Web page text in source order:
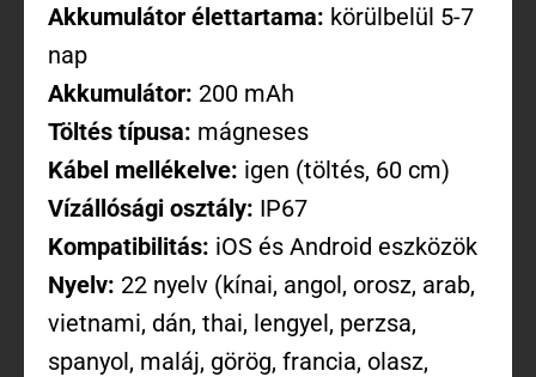
Akkumulátor élettartama: körülbelül 5-7
nap
Akkumulátor: 200 mAh
Töltés típusa: mágneses
Kábel mellékelve: igen (töltés, 60 cm)
Vízállósági osztály: IP67
Kompatibilitás: iOS és Android eszközök
Nyelv: 22 nyelv (kínai, angol, orosz, arab,
vietnami, dán, thai, lengyel, perzsa,
spanyol, maláj, görög, francia, olasz,